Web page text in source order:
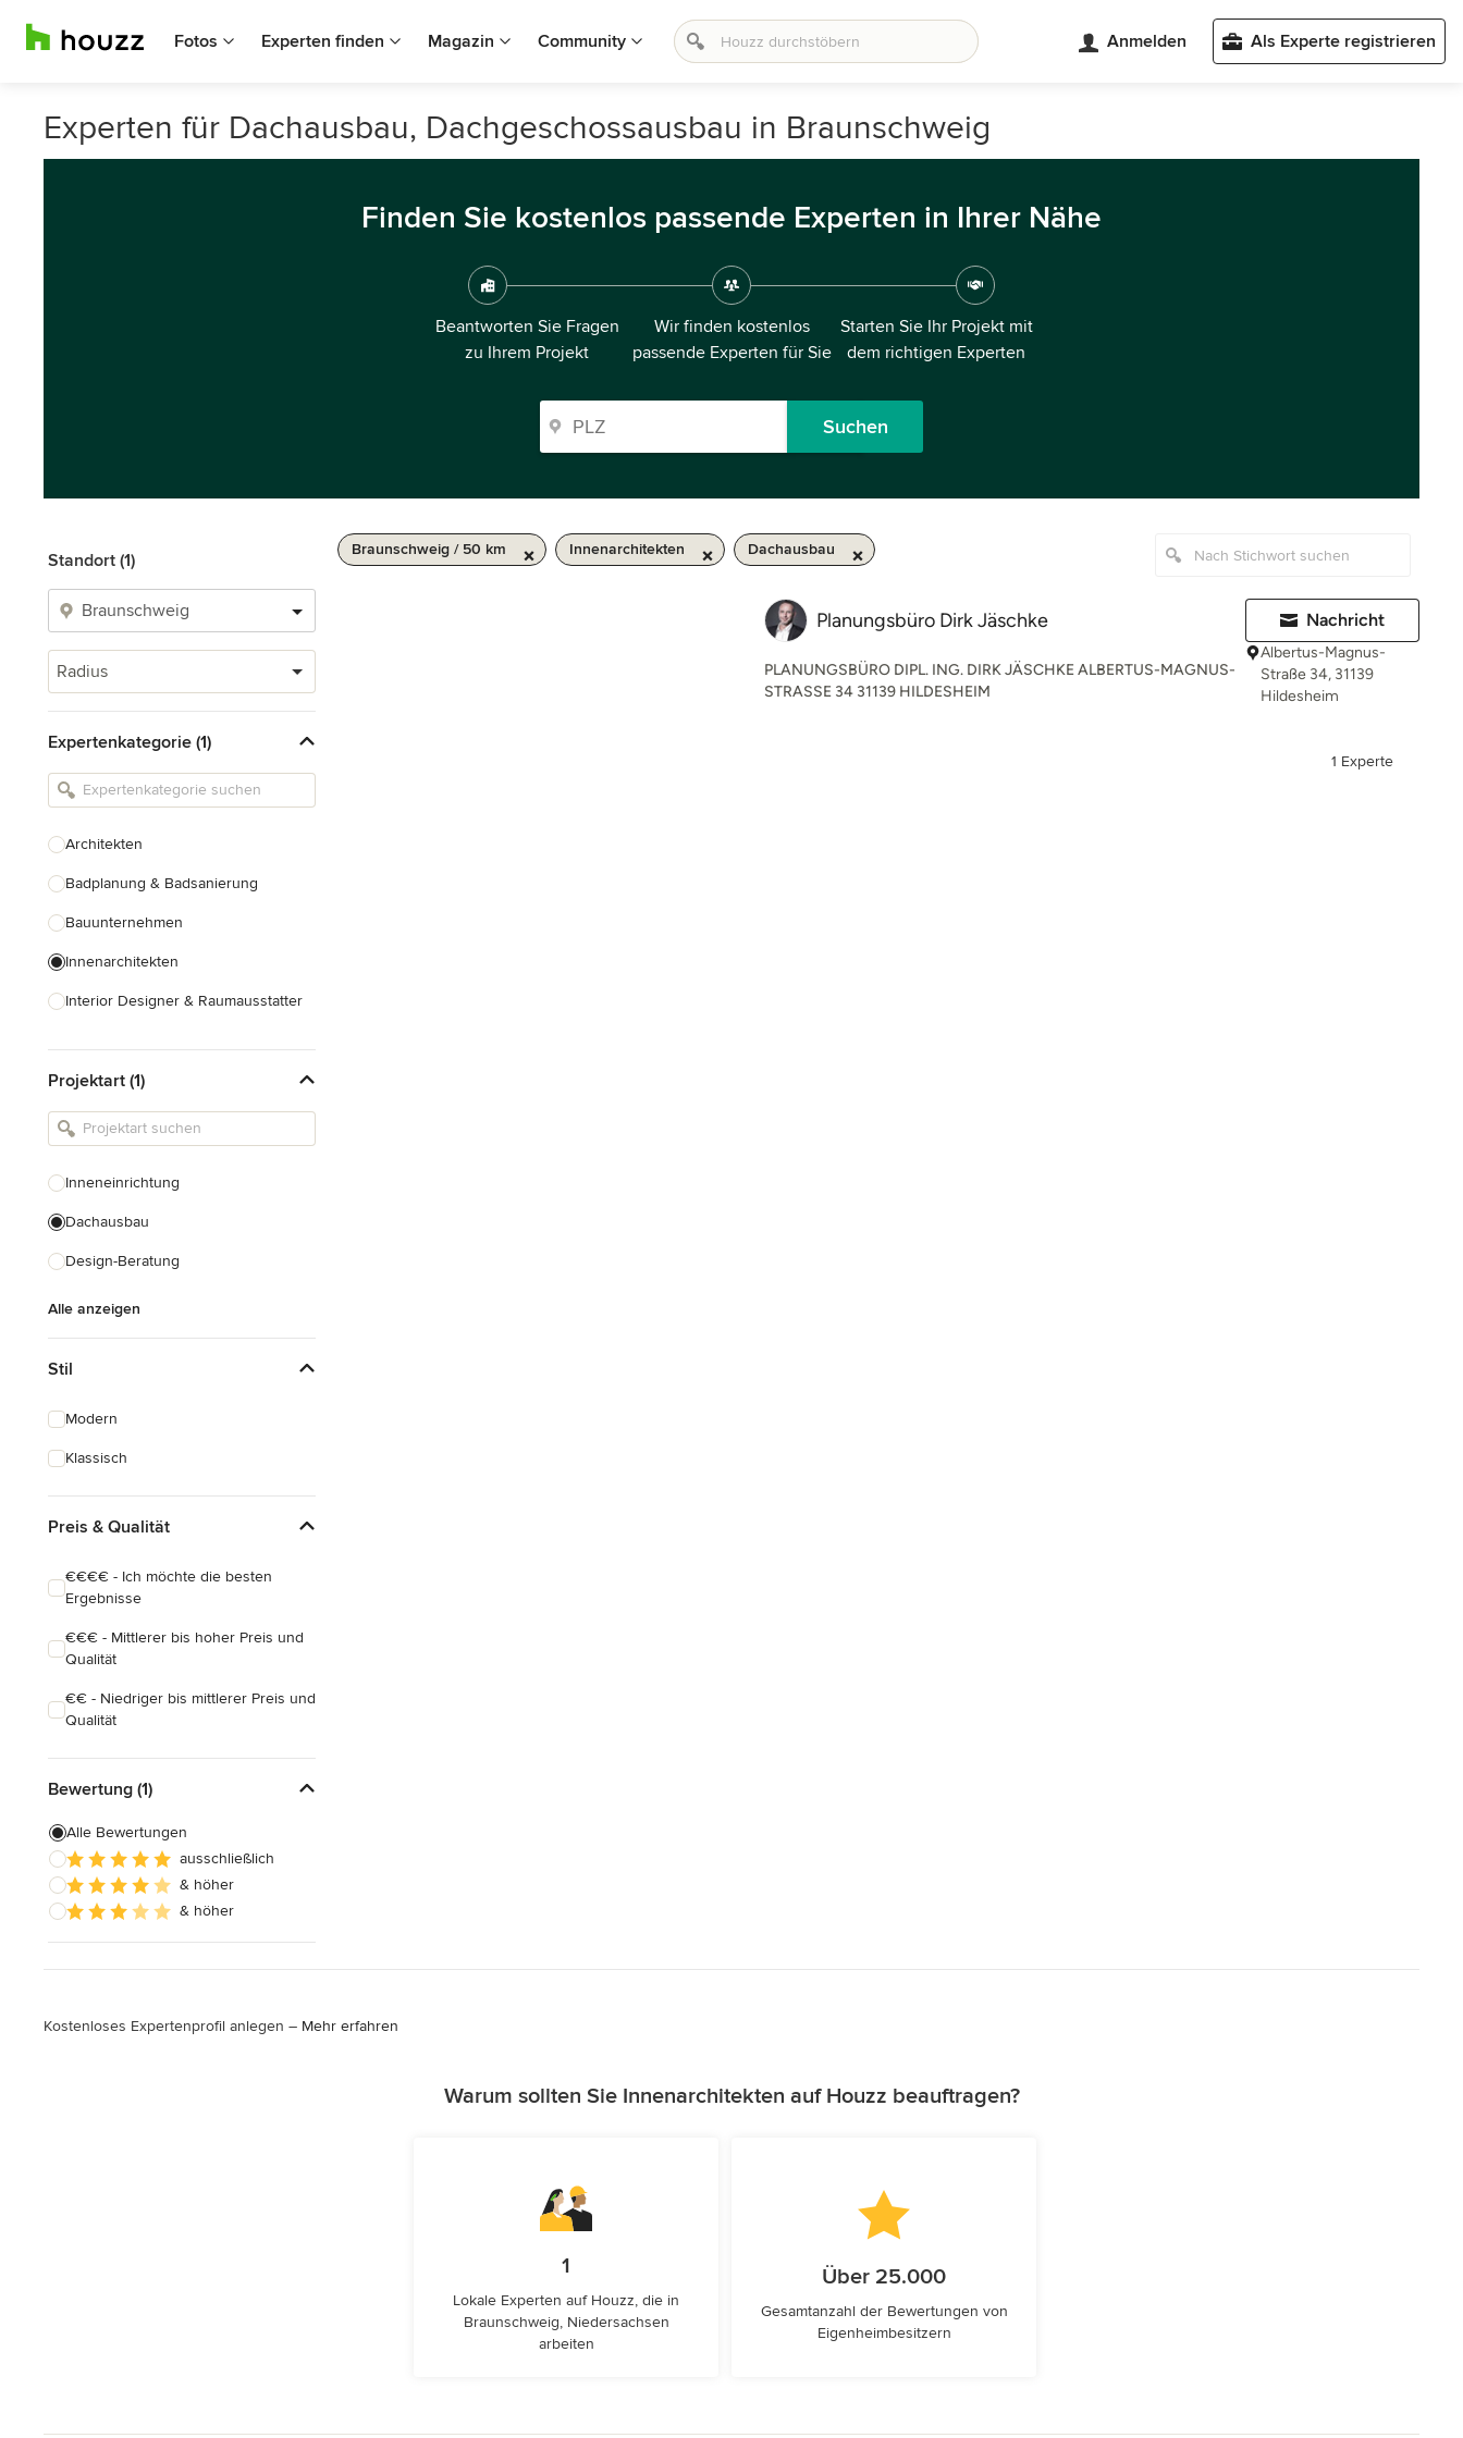
Fotos Experten finden Magazin Community Anmelden Als Experte registrieren
Experten für Dachausbau, Dachgeschossausbau in Braunschweig
Finden Sie kostenlos passende Experten in Ihrer Nähe
Beantworten Sie Fragen
zu Ihrem Projekt
Wir finden kostenlos
passende Experten für Sie
Starten Sie Ihr Projekt mit
dem richtigen Experten
Suchen
Standort (1)
Radius
Expertenkategorie (1)
Architekten
Badplanung & Badsanierung
Bauunternehmen
Innenarchitekten
Interior Designer & Raumausstatter
Landschaftsarchitekten
Armaturen & Sanitärbedarf
Einbauschränke
Projektart (1)
Inneneinrichtung
Dachausbau
Design-Beratung
Alle anzeigen
Stil
Modern
Klassisch
Preis & Qualität
€€€€ - Ich möchte die besten
Ergebnisse
€€€ - Mittlerer bis hoher Preis und
Qualität
€€ - Niedriger bis mittlerer Preis und
Qualität
Bewertung (1)
Alle Bewertungen
ausschließlich
& höher
& höher
Braunschweig / 50 km Innenarchitekten Dachausbau
Planungsbüro Dirk Jäschke
PLANUNGSBÜRO DIPL. ING. DIRK JÄSCHKE ALBERTUS-MAGNUS-
STRASSE 34 31139 HILDESHEIM
Nachricht
Albertus-Magnus-
Straße 34, 31139
Hildesheim
1 Experte
Kostenloses Expertenprofil anlegen – Mehr erfahren
Warum sollten Sie Innenarchitekten auf Houzz beauftragen?
1
Lokale Experten auf Houzz, die in
Braunschweig, Niedersachsen
arbeiten
Über 25.000
Gesamtanzahl der Bewertungen von
Eigenheimbesitzern